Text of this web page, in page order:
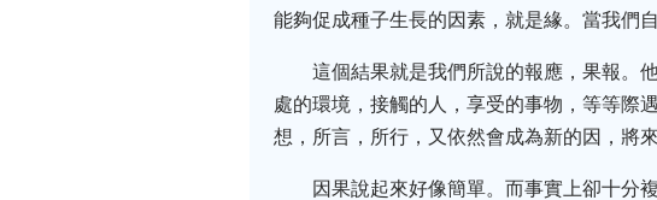
能夠促成種子生長的因素，就是緣。當我們
這個結果就是我們所說的報應，果報。
處的環境，接觸的人，享受的事物，等等際
想，所言，所行，又依然會成為新的因，將
因果說起來好像簡單。而事實上卻十分